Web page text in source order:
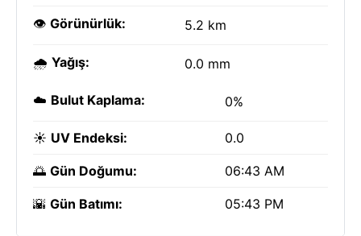
👁️ Görünürlük: 5.2 km
🌧️ Yağış: 0.0 mm
☁️ Bulut Kaplama: 0%
☀️ UV Endeksi: 0.0
🌅 Gün Doğumu: 06:43 AM
🌇 Gün Batımı: 05:43 PM